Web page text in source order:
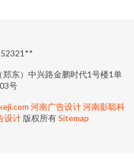
东）中兴路金鹏时代1号楼1单
号
河南广告设计河南影聪科
设计 版权所有Sitemap